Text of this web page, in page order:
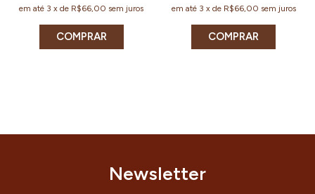
em até 3 xde R$66,00 sem juros
COMPRAR
em até 3 x de R$66,00 sem juros
COMPRAR
Newsletter